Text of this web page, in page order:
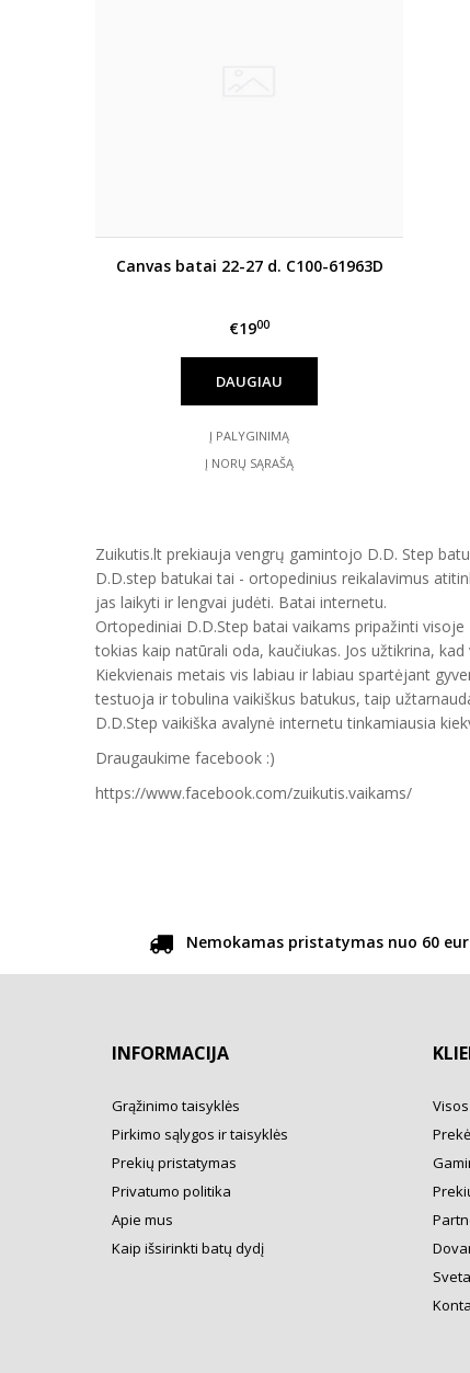
Canvas batai 22-27 d. C100-61963D
€1900
DAUGIAU
Į PALYGINIMĄ
Į NORŲ SĄRAŠĄ
Zuikutis.lt prekiauja vengrų gamintojo D.D. Step
D.D.step batukai tai - ortopedinius reikalavimus
jas laikyti ir lengvai judėti. Batai internetu.
Ortopediniai D.D.Step batai vaikams pripažinti
tokias kaip natūrali oda, kaučiukas. Jos užtikrina,
Kiekvienais metais vis labiau ir labiau spartėjant
testuoja ir tobulina vaikiškus batukus, taip
D.D.Step vaikiška avalynė internetu tinkamiausia
Draugaukime facebook :)
https://www.facebook.com/zuikutis.vaikams/
Nemokamas pristatymas nuo 60 eur
INFORMACIJA
Grąžinimo taisyklės
Pirkimo sąlygos ir taisyklės
Prekių pristatymas
Privatumo politika
Apie mus
Kaip išsirinkti batų dydį